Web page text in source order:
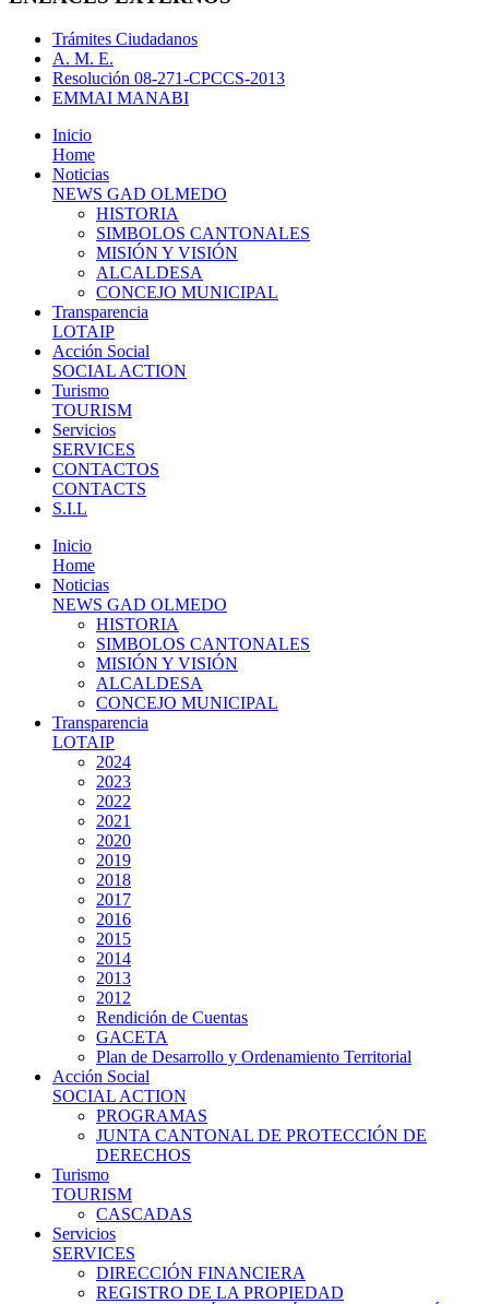
Trámites Ciudadanos
A. M. E.
Resolución 08-271-CPCCS-2013
EMMAI MANABI
Inicio
Home
Noticias
NEWS GAD OLMEDO
HISTORIA
SIMBOLOS CANTONALES
MISIÓN Y VISIÓN
ALCALDESA
CONCEJO MUNICIPAL
Transparencia
LOTAIP
Acción Social
SOCIAL ACTION
Turismo
TOURISM
Servicios
SERVICES
CONTACTOS
CONTACTS
S.I.L
Inicio
Home
Noticias
NEWS GAD OLMEDO
HISTORIA
SIMBOLOS CANTONALES
MISIÓN Y VISIÓN
ALCALDESA
CONCEJO MUNICIPAL
Transparencia
LOTAIP
2024
2023
2022
2021
2020
2019
2018
2017
2016
2015
2014
2013
2012
Rendición de Cuentas
GACETA
Plan de Desarrollo y Ordenamiento Territorial
Acción Social
SOCIAL ACTION
PROGRAMAS
JUNTA CANTONAL DE PROTECCIÓN DE
DERECHOS
Turismo
TOURISM
CASCADAS
Servicios
SERVICES
DIRECCIÓN FINANCIERA
REGISTRO DE LA PROPIEDAD